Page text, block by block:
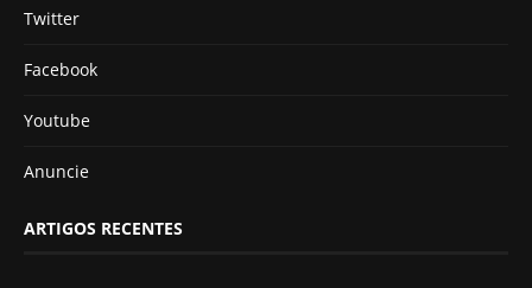
Twitter
Facebook
Youtube
Anuncie
ARTIGOS RECENTES